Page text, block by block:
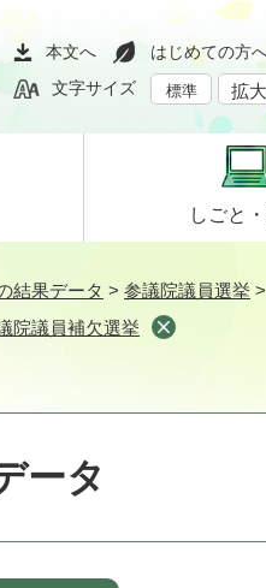
本文へ はじめての方
文字サイズ
標準 拡大
しごと・
結果データ > 参議院議員選挙 >
院議員補欠選挙
ータ